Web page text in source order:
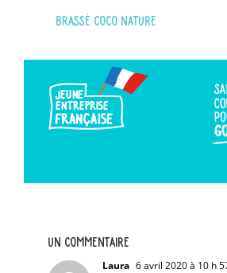
Brassé coco nature
Un commentaire
Laura 6 avril 2020 à 10 h